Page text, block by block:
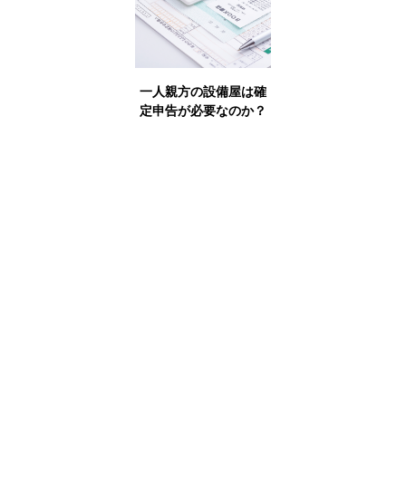
一人親方の設備屋は確
定申告が必要なのか？